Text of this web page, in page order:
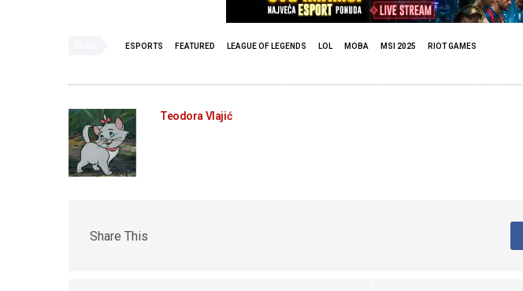
ESPORTS FEATURED LEAGUE OF LEGENDS LOL MOBA MSI 2025 RIOT GAMES
Teodora Vlajić
Share This